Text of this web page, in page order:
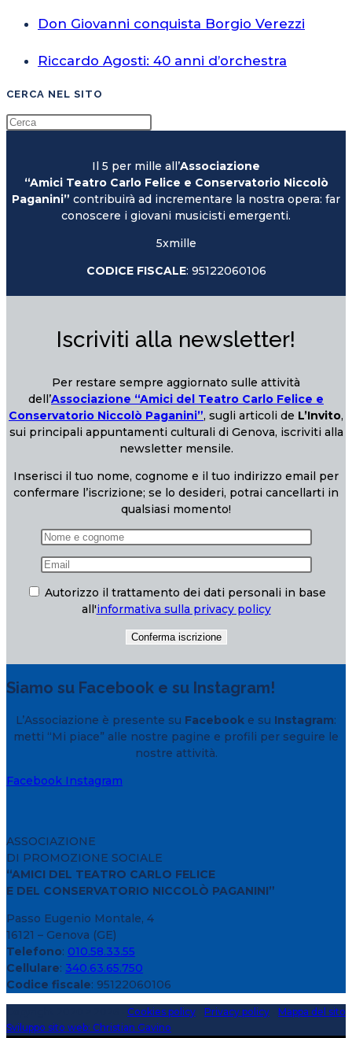
Don Giovanni conquista Borgio Verezzi
Riccardo Agosti: 40 anni d’orchestra
CERCA NEL SITO
Il 5 per mille all’Associazione
“Amici Teatro Carlo Felice e Conservatorio Niccolò
Paganini” contribuirà ad incrementare la nostra opera: far
conoscere i giovani musicisti emergenti.
5xmille
CODICE FISCALE: 95122060106
Iscriviti alla newsletter!
Per restare sempre aggiornato sulle attività
dell’Associazione “Amici del Teatro Carlo Felice e
Conservatorio Niccolò Paganini”, sugli articoli de L’Invito,
sui principali appuntamenti culturali di Genova, iscriviti alla
newsletter mensile.
Inserisci il tuo nome, cognome e il tuo indirizzo email per
confermare l’iscrizione; se lo desideri, potrai cancellarti in
qualsiasi momento!
Autorizzo il trattamento dei dati personali in base
all'informativa sulla privacy policy
Siamo su Facebook e su Instagram!
L’Associazione è presente su Facebook e su Instagram:
metti “Mi piace” alle nostre pagine e profili per seguire le
nostre attività.
Facebook Instagram
ASSOCIAZIONE
DI PROMOZIONE SOCIALE
“AMICI DEL TEATRO CARLO FELICE
E DEL CONSERVATORIO NICCOLÒ PAGANINI”
Passo Eugenio Montale, 4
16121 – Genova (GE)
Telefono: 010.58.33.55
Cellulare: 340.63.65.750
Codice fiscale: 95122060106
Cookies policy Privacy policy
Mappa del sito
Sviluppo sito web: Christian Gavino